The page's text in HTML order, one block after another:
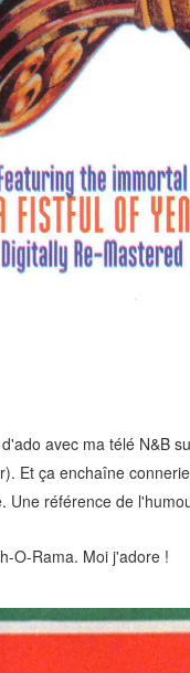
avec ma télé N&B
Et ça enchaîne
Une référence de
O-Rama. Moi j'adore !